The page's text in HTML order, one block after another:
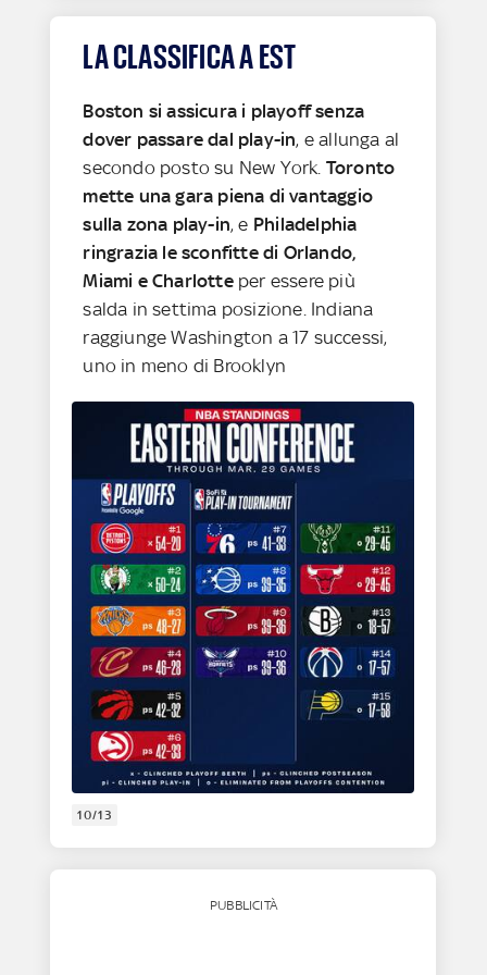
LA CLASSIFICA A EST
Boston si assicura i playoff senza
dover passare dal play-in, e allunga al
secondo posto su New York. Toronto
mette una gara piena di vantaggio
sulla zona play-in, e Philadelphia
ringrazia le sconfitte di Orlando,
Miami e Charlotteper essere più
salda in settima posizione. Indiana
raggiunge Washington a 17 successi,
uno in meno di Brooklyn
10/13
PUBBLICITÀ